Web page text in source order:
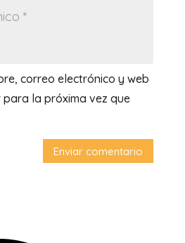
correo electrónico y web
la próxima vez que